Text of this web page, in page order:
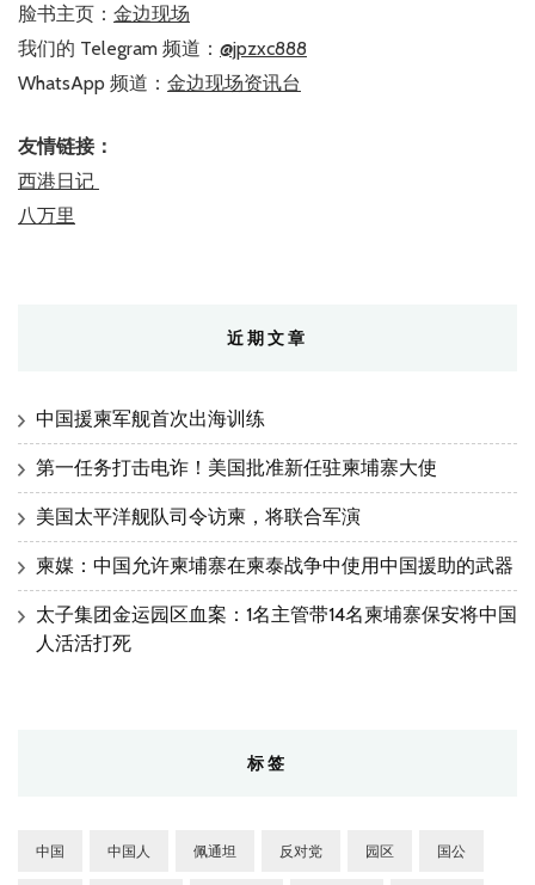
脸书主页： 金边现场
我们的 Telegram 频道： @jpzxc888
WhatsApp 频道： 金边现场资讯台
友情链接：
西港日记
八万里
近期文章
中国援柬军舰首次出海训练
第一任务打击电诈！美国批准新任驻柬埔寨大使
美国太平洋舰队司令访柬，将联合军演
柬媒：中国允许柬埔寨在柬泰战争中使用中国援助的武器
太子集团金运园区血案：1名主管带14名柬埔寨保安将中国
人活活打死
标签
中国 中国人 佩通坦 反对党 园区 国公